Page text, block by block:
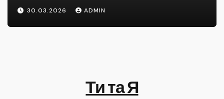
30.03.2026 ADMIN
Ти та Я